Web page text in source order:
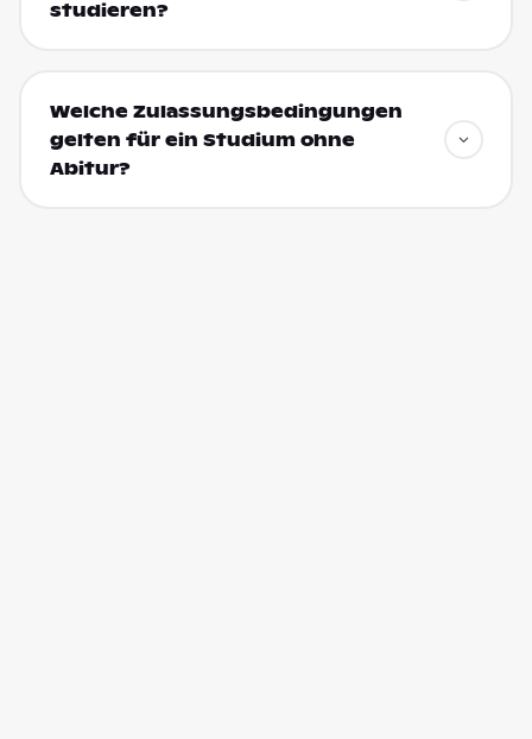
studieren?
Welche Zulassungsbedingungen
gelten für ein Studium ohne
Abitur?